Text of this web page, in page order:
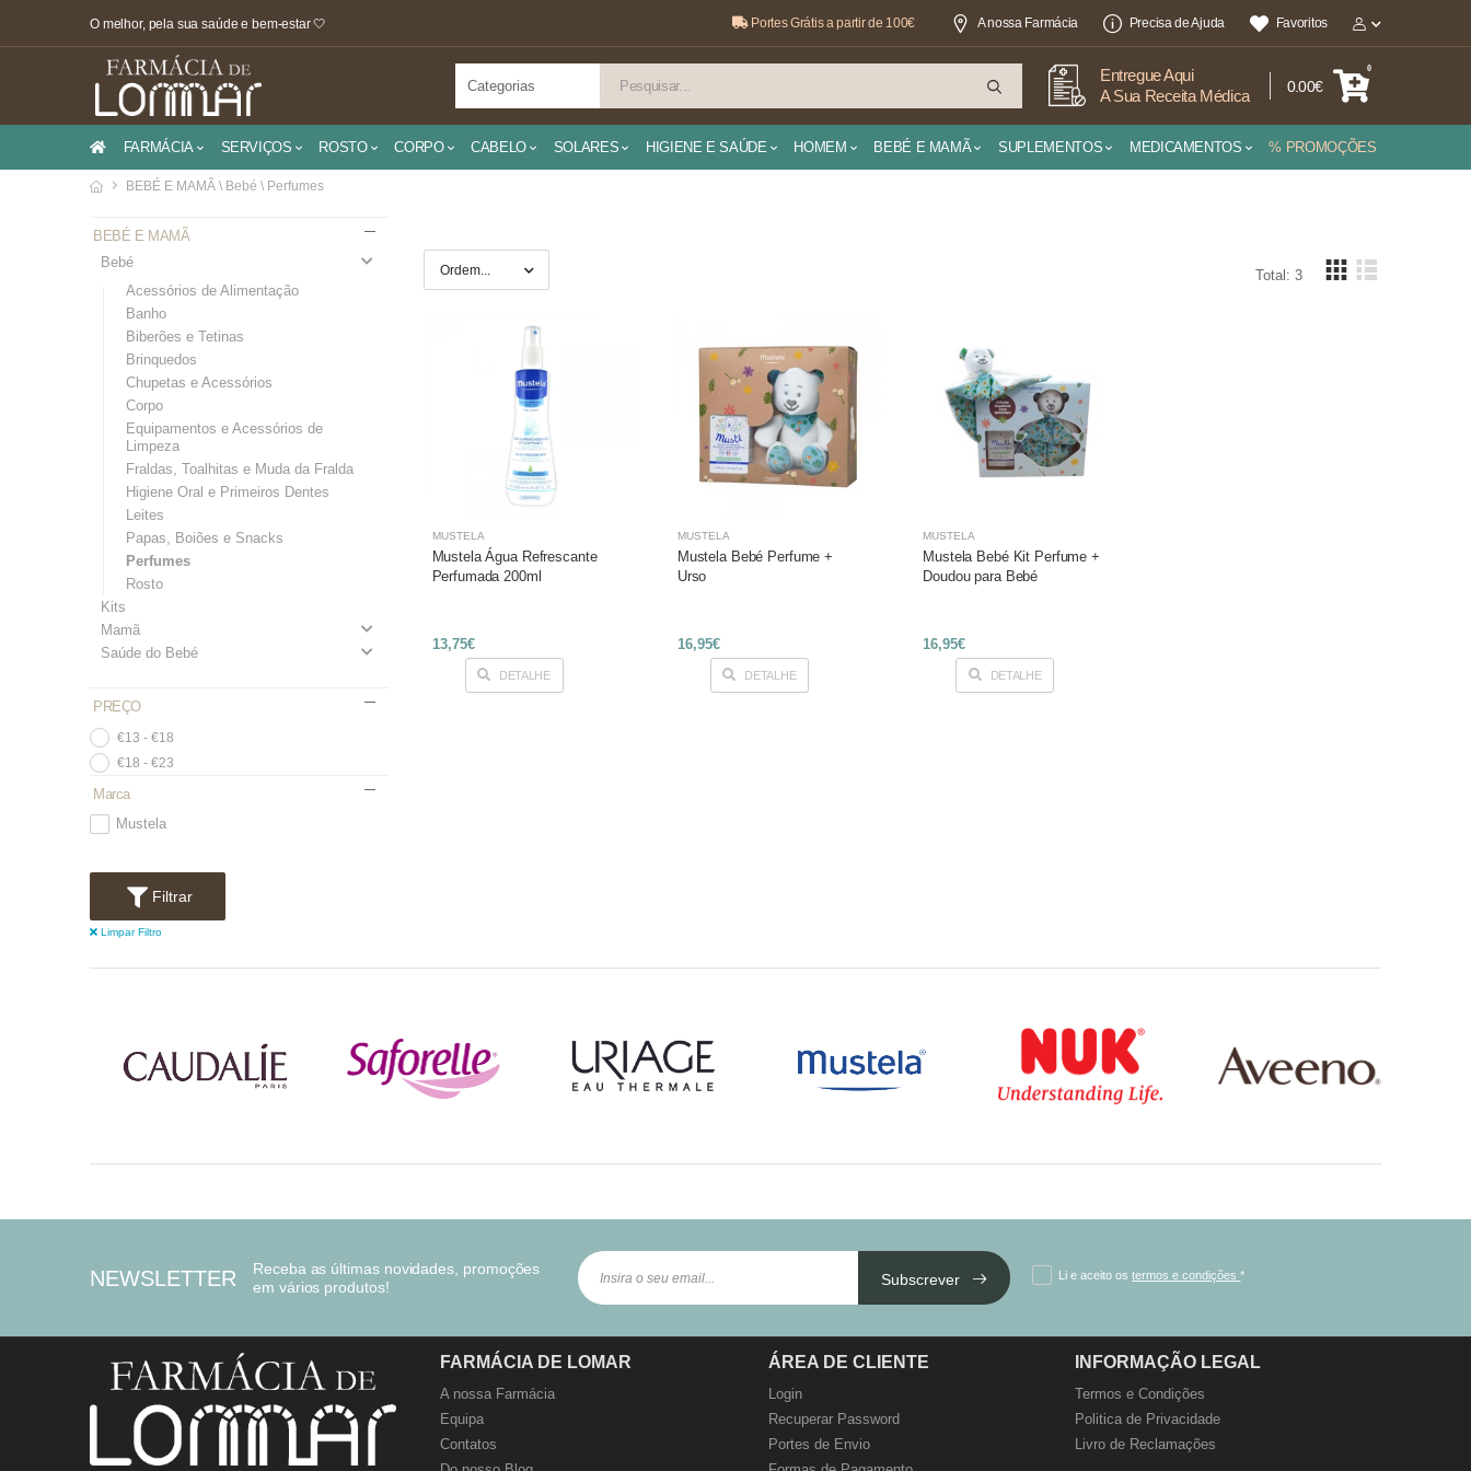
O melhor, pela sua saúde e bem-estar 🤍 Portes Grátis a partir de 100€ A nossa Farmácia Precisa de Ajuda Favoritos
Entregue Aqui
A Sua Receita Médica
0.00€
0
FARMÁCIA SERVIÇOS ROSTO CORPO CABELO SOLARES HIGIENE E SAÚDE HOMEM BEBÉ E MAMÃ SUPLEMENTOS MEDICAMENTOS % PROMOÇÕES
BEBÉ E MAMÃ \ Bebé \ Perfumes
BEBÉ E MAMÃ
Bebé
Acessórios de Alimentação
Banho
Biberões e Tetinas
Brinquedos
Chupetas e Acessórios
Corpo
Equipamentos e Acessórios de
Limpeza
Fraldas, Toalhitas e Muda da Fralda
Higiene Oral e Primeiros Dentes
Leites
Papas, Boiões e Snacks
Perfumes
Rosto
Kits
Mamã
Saúde do Bebé
PREÇO
€13 - €18
€18 - €23
Marca
Mustela
Filtrar
Limpar Filtro
Total: 3
MUSTELA
Mustela Água Refrescante
Perfumada 200ml
13,75€
DETALHE
MUSTELA
Mustela Bebé Perfume +
Urso
16,95€
DETALHE
MUSTELA
Mustela Bebé Kit Perfume +
Doudou para Bebé
16,95€
DETALHE
NEWSLETTER
Receba as últimas novidades, promoções
em vários produtos!
Subscrever Li e aceito ostermos e condições*
FARMÁCIA DE LOMAR
A nossa Farmácia
Equipa
Contatos
ÁREA DE CLIENTE
Login
Recuperar Password
Portes de Envio
INFORMAÇÃO LEGAL
Termos e Condições
Politica de Privacidade
Livro de Reclamações